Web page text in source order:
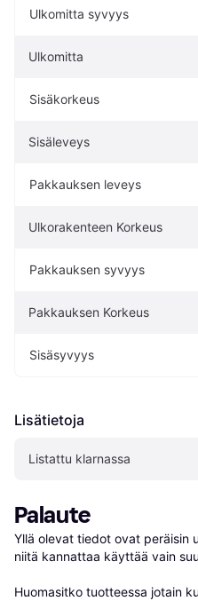
Ulkomitta syvyys
Ulkomitta
Sisäkorkeus
Sisäleveys
Pakkauksen leveys
Ulkorakenteen Korkeus
Pakkauksen syvyys
Pakkauksen Korkeus
Sisäsyvyys
Lisätietoja
Listattu klarnassa
Palaute
Yllä olevat tiedot ovat peräisin
niitä kannattaa käyttää vain
Huomasitko tuotteessa jotain